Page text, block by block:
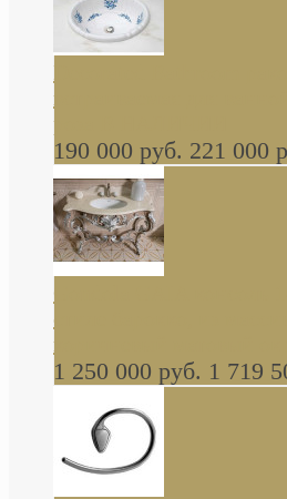
Decorated Bathroom
встраиваемая для
роза В НАЛИЧИИ
190 000 руб. 221 000
стиле барокко, из
коричневый матовый
1 250 000 руб. 1 719